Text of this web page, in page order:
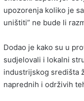
upozorenja koliko je
uništiti” ne bude li
Dodao je kako su u
sudjelovali i lokalni
industrijskog središta
naprednih i održivih